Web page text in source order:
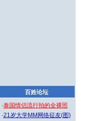
百姓论坛
·泰国情侣流行拍的全裸照
·21岁大学MM网络征友(图)